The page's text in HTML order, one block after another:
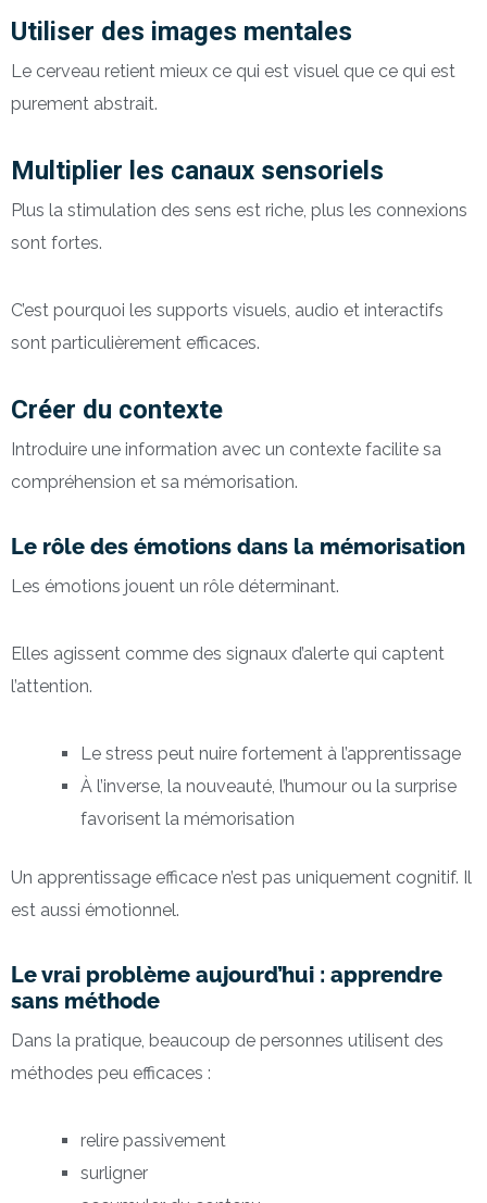
Utiliser des images mentales
Le cerveau retient mieux ce qui est visuel que ce qui est
purement abstrait.
Multiplier les canaux sensoriels
Plus la stimulation des sens est riche, plus les connexions
sont fortes.
C’est pourquoi les supports visuels, audio et interactifs
sont particulièrement efficaces.
Créer du contexte
Introduire une information avec un contexte facilite sa
compréhension et sa mémorisation.
Le rôle des émotions dans la mémorisation
Les émotions jouent un rôle déterminant.
Elles agissent comme des signaux d’alerte qui captent
l’attention.
Le stress peut nuire fortement à l’apprentissage
À l’inverse, la nouveauté, l’humour ou la surprise
favorisent la mémorisation
Un apprentissage efficace n’est pas uniquement cognitif. Il
est aussi émotionnel.
Le vrai problème aujourd’hui : apprendre
sans méthode
Dans la pratique, beaucoup de personnes utilisent des
méthodes peu efficaces :
relire passivement
surligner